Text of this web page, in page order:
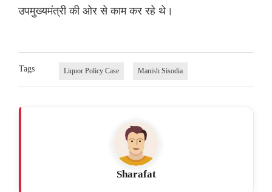
उपमुख्यमंत्री की ओर से काम कर रहे थे।
Tags Liquor Policy Case Manish Sisodia
Sharafat